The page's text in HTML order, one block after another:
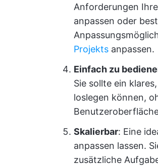
Anforderungen
anpassen oder
Projekts anpassen.
Einfach zu
Sie sollte ein
loslegen können,
Skalierbar: Eine
anpassen lassen.
zusätzliche